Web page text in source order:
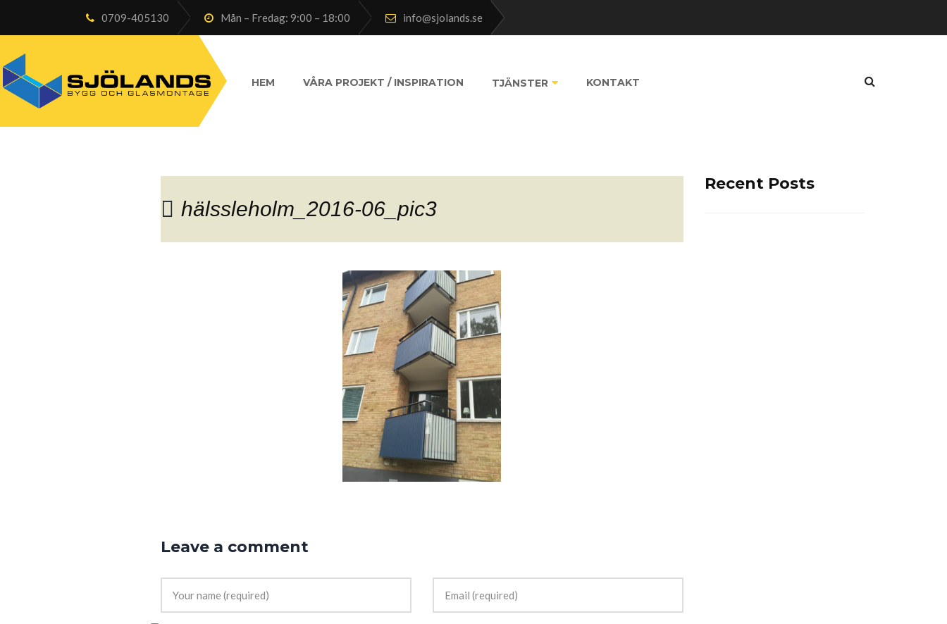
0709-405130 Mån – Fredag: 9:00 – 18:00 info@sjolands.se
HEM VÅRA PROJEKT / INSPIRATION TJÄNSTER KONTAKT
hälssleholm_2016-06_pic3
Leave a comment
Recent Posts